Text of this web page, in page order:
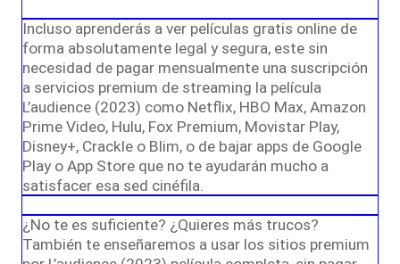
Incluso aprenderás a ver películas gratis online de
forma absolutamente legal y segura, este sin
necesidad de pagar mensualmente una suscripción
a servicios premium de streaming la película
L’audience (2023) como Netflix, HBO Max, Amazon
Prime Video, Hulu, Fox Premium, Movistar Play,
Disney+, Crackle o Blim, o de bajar apps de Google
Play o App Store que no te ayudarán mucho a
satisfacer esa sed cinéfila.
¿No te es suficiente? ¿Quieres más trucos?
También te enseñaremos a usar los sitios premium